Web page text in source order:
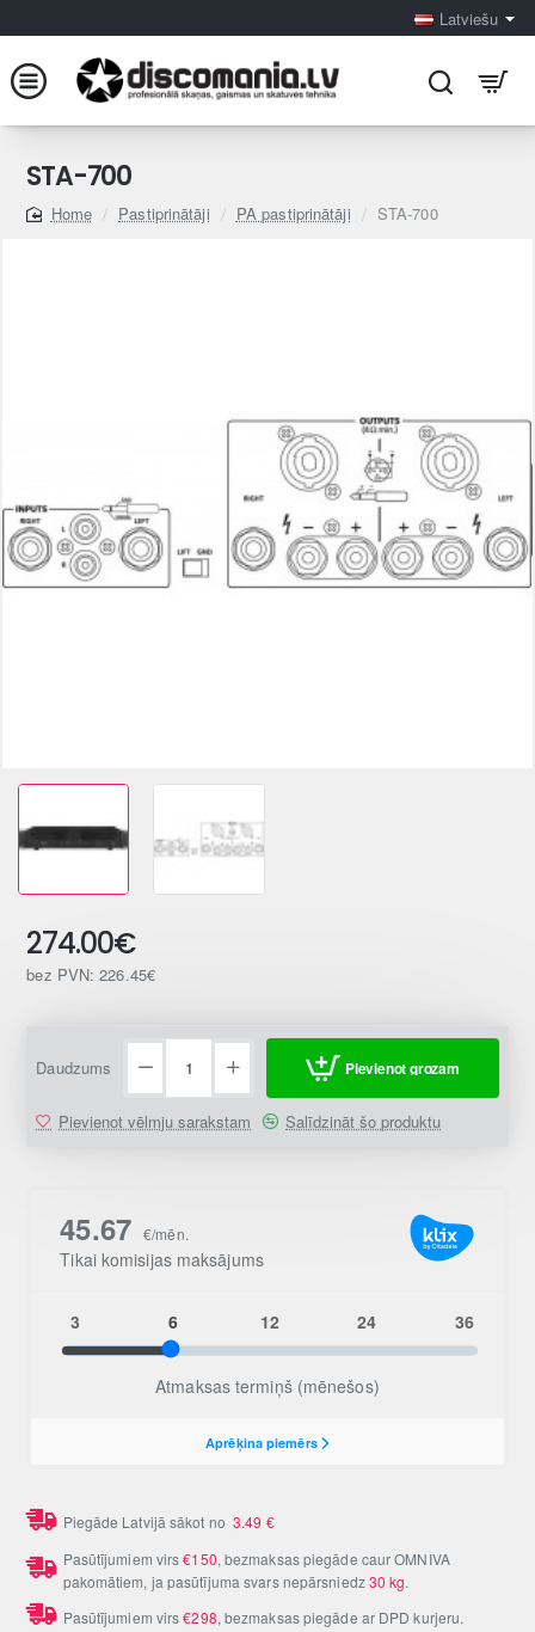
Latviešu
STA-700
home
Pastiprinātāji PA pastiprinātāji STA-700
274.00€
bez PVN: 226.45€
Daudzums Pievienot grozam
Pievienot vēlmju sarakstam Salīdzināt šo produktu
Piegāde Latvijā sākot no3.49 €
Pasūtījumiem virs€150, bezmaksas piegāde caur OMNIVA
pakomātiem, ja pasūtījuma svars nepārsniedz30 kg.
Pasūtījumiem virs€298, bezmaksas piegāde ar DPD kurjeru.